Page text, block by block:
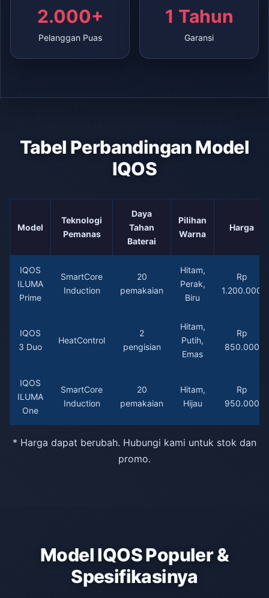
2.000+
Pelanggan Puas
1 Tahun
Garansi
Tabel Perbandingan Model
IQOS
Model
Teknologi
Pemanas
Daya
Tahan
Baterai
Pilihan
Warna
Harga
IQOS
ILUMA
Prime
SmartCore
Induction
20
pemakaian
Hitam,
Perak,
Biru
Rp
1.200.000
IQOS
3 Duo
HeatControl
2
pengisian
Hitam,
Putih,
Emas
Rp
850.000
IQOS
ILUMA
One
SmartCore
Induction
20
pemakaian
Hitam,
Hijau
Rp
950.000
* Harga dapat berubah. Hubungi kami untuk stok dan
promo.
Model IQOS Populer &
Spesifikasinya